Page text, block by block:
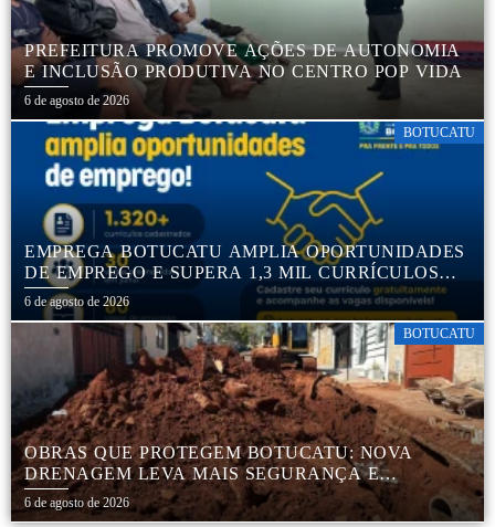
PREFEITURA PROMOVE AÇÕES DE AUTONOMIA
E INCLUSÃO PRODUTIVA NO CENTRO POP VIDA
6 de agosto de 2026
BOTUCATU
EMPREGA BOTUCATU AMPLIA OPORTUNIDADES
DE EMPREGO E SUPERA 1,3 MIL CURRÍCULOS
CADASTRADOS
6 de agosto de 2026
BOTUCATU
OBRAS QUE PROTEGEM BOTUCATU: NOVA
DRENAGEM LEVA MAIS SEGURANÇA E
TRANQUILIDADE AOS MORADORES DA COHAB
5
6 de agosto de 2026